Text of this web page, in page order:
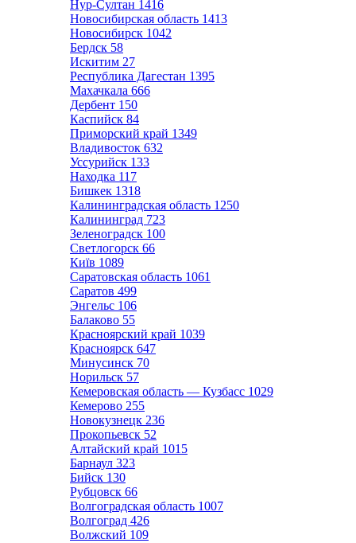
Нур-Султан 1416
Новосибирская область 1413
Новосибирск 1042
Бердск 58
Искитим 27
Республика Дагестан 1395
Махачкала 666
Дербент 150
Каспийск 84
Приморский край 1349
Владивосток 632
Уссурийск 133
Находка 117
Бишкек 1318
Калининградская область 1250
Калининград 723
Зеленоградск 100
Светлогорск 66
Київ 1089
Саратовская область 1061
Саратов 499
Энгельс 106
Балаково 55
Красноярский край 1039
Красноярск 647
Минусинск 70
Норильск 57
Кемеровская область — Кузбасс 1029
Кемерово 255
Новокузнецк 236
Прокопьевск 52
Алтайский край 1015
Барнаул 323
Бийск 130
Рубцовск 66
Волгоградская область 1007
Волгоград 426
Волжский 109